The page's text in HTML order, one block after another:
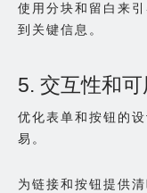
使用分块和留白来
到关键信息。
5. 交互性和可
优化表单和按钮的
易。
为链接和按钮提供